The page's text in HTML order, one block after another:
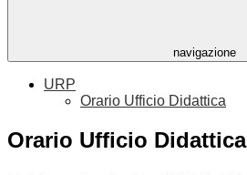
navigazione
URP
Orario Ufficio Didattica
Orario Ufficio Didattica